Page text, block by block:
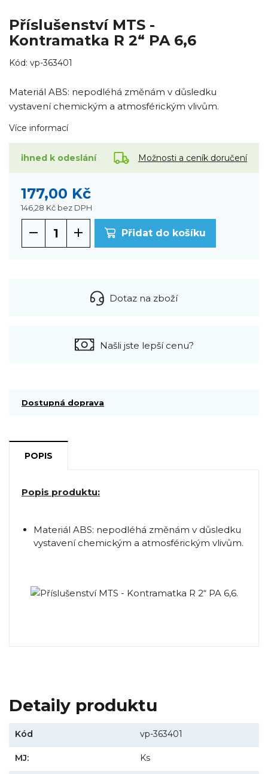
Příslušenství MTS -
Kontramatka R 2“ PA 6,6
Kód: vp-363401
Materiál ABS: nepodléhá změnám v důsledku
vystavení chemickým a atmosférickým vlivům.
Více informací
ihned k odeslání Možnosti a ceník doručení
177,00 Kč
146,28 Kč bez DPH
Přidat do košíku
Dotaz na zboží
Našli jste lepší cenu?
Dostupná doprava
POPIS
Popis produktu:
Materiál ABS: nepodléhá změnám v důsledku
vystavení chemickým a atmosférickým vlivům.
Detaily produktu
Kód vp-363401
MJ: Ks